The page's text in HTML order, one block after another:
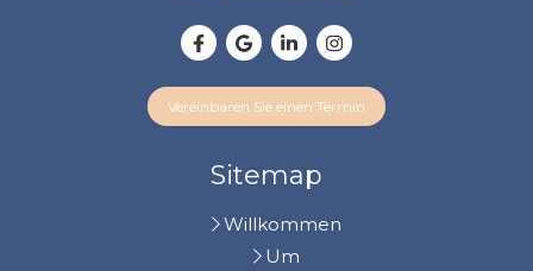
Vereinbaren Sie einen Termin
Sitemap
Willkommen
Um